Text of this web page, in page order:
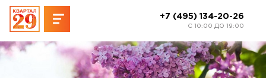
+7 (495) 134-20-26
C 10:00 ДО 19:00